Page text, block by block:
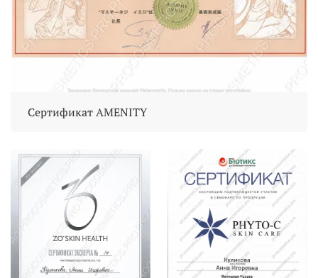
Сертификат AMENITY